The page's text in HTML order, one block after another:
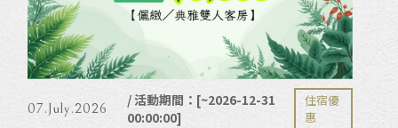
07.July.2026
/ 活動期間：[~2026-12-31
00:00:00]
住宿優
惠